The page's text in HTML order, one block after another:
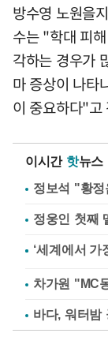
방수영 노원을
수는 "학대 피
각하는 경우가
마 증상이 나타
이 중요하다"고
이시간 핫뉴스
정보석 "황
정웅인 첫째
바다, 워터밤